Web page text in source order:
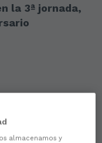
la 3ª jornada,
almacenamos y